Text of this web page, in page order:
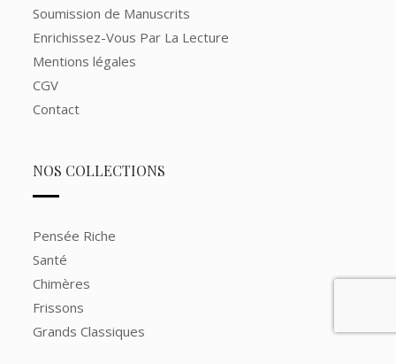
Soumission de Manuscrits
Enrichissez-Vous Par La Lecture
Mentions légales
CGV
Contact
NOS COLLECTIONS
Pensée Riche
Santé
Chimères
Frissons
Grands Classiques